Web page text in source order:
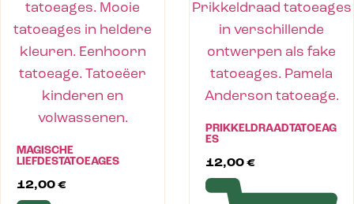
MAGISCHE
LIEFDESTATOEAGES
12,00 €
PRIKKELDRAADTATOEAG
ES
12,00 €